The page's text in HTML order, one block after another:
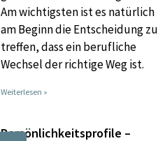
Am wichtigsten ist es natürlich
am Beginn die Entscheidung zu
treffen, dass ein berufliche
Wechsel der richtige Weg ist.
Weiterlesen »
Persönlichkeitsprofile –